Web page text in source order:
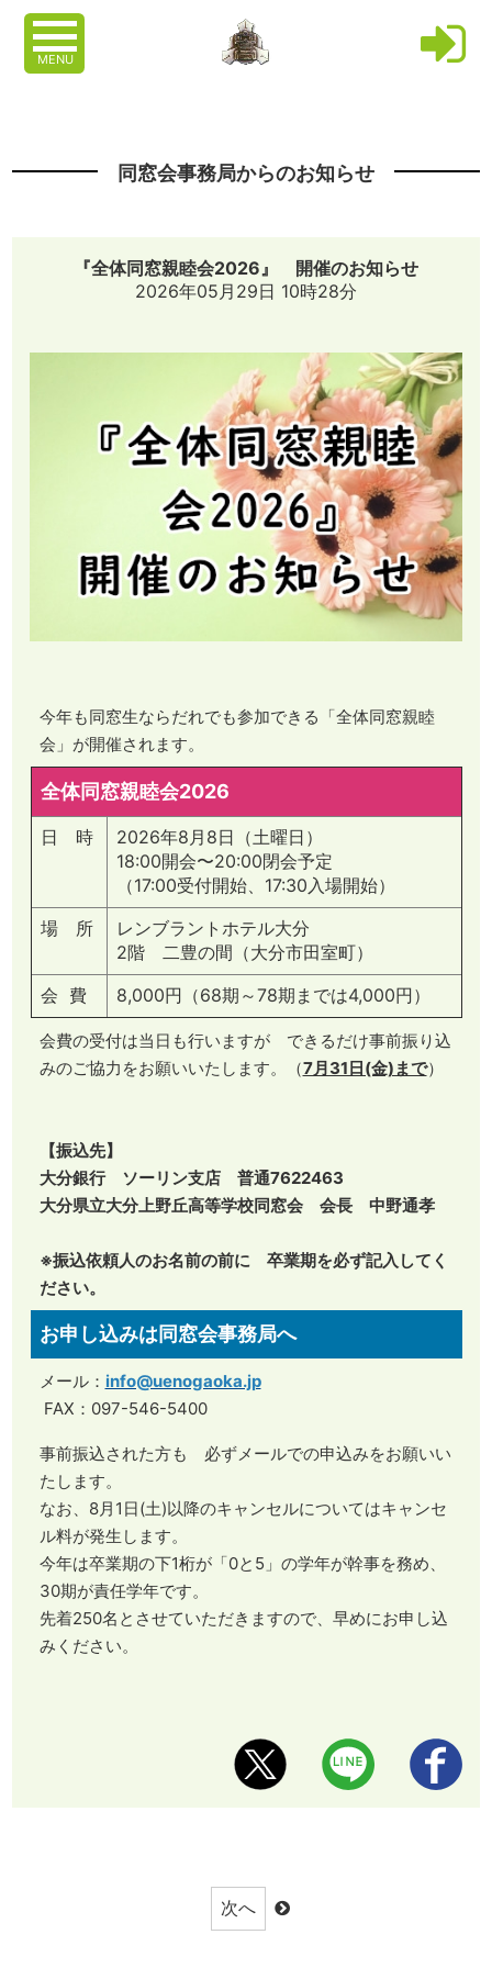
MENU
同窓会事務局からのお知らせ
『全体同窓親睦会2026』 開催のお知らせ
2026年05月29日 10時28分
今年も同窓生ならだれでも参加できる「全体同窓親睦
会」が開催されます。
全体同窓親睦会2026
日 時
2026年8月8日（土曜日）
18:00開会〜20:00閉会予定
（17:00受付開始、17:30入場開始）
場 所
レンブラントホテル大分
2階 二豊の間（大分市田室町）
会 費
8,000円（68期～78期までは4,000円）
会費の受付は当日も行いますが できるだけ事前振り込
みのご協力をお願いいたします。（7月31日(金)まで）
【振込先】
大分銀行 ソーリン支店 普通7622463
大分県立大分上野丘高等学校同窓会 会長 中野通孝
※振込依頼人のお名前の前に 卒業期を必ず記入してく
ださい。
お申し込みは同窓会事務局へ
メール： info@uenogaoka.jp
​FAX：097-546-5400
事前振込された方も 必ずメールでの申込みをお願いい
たします。
なお、8月1日(土)以降のキャンセルについてはキャンセ
ル料が発生します。
今年は卒業期の下1桁が「0と5」の学年が幹事を務め、
30期が責任学年です。
先着250名とさせていただきますので、早めにお申し込
みください。